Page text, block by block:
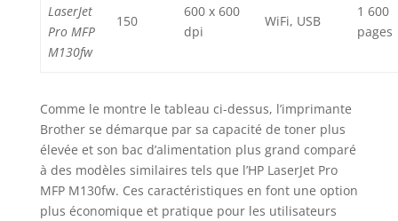
LaserJet
Pro MFP
M130fw
150
600 x 600
dpi
WiFi, USB
1 600
pages
Comme le montre le tableau ci-dessus, l’imprimante
Brother se démarque par sa capacité de toner plus
élevée et son bac d’alimentation plus grand comparé
à des modèles similaires tels que l’HP LaserJet Pro
MFP M130fw. Ces caractéristiques en font une option
plus économique et pratique pour les utilisateurs